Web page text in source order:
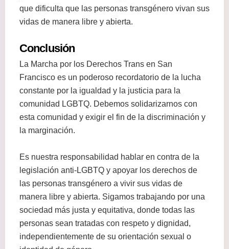
que dificulta que las personas transgénero vivan sus
vidas de manera libre y abierta.
Conclusión
La Marcha por los Derechos Trans en San
Francisco es un poderoso recordatorio de la lucha
constante por la igualdad y la justicia para la
comunidad LGBTQ. Debemos solidarizarnos con
esta comunidad y exigir el fin de la discriminación y
la marginación.
Es nuestra responsabilidad hablar en contra de la
legislación anti-LGBTQ y apoyar los derechos de
las personas transgénero a vivir sus vidas de
manera libre y abierta. Sigamos trabajando por una
sociedad más justa y equitativa, donde todas las
personas sean tratadas con respeto y dignidad,
independientemente de su orientación sexual o